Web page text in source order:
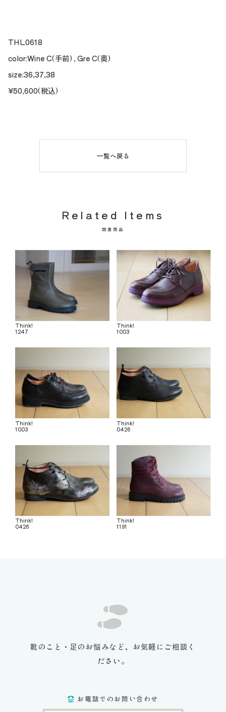
THL0618
color:Wine C(手前) , Gre C(奥)
size:36,37,38
¥50,600(税込)
一覧へ戻る
Related Items
関連商品
Think!
1247
Think!
1003
Think!
1003
Think!
0426
Think!
0426
Think!
1191
靴のこと・足のお悩みなど、お気軽にご相談く
ださい。
お電話でのお問い合わせ